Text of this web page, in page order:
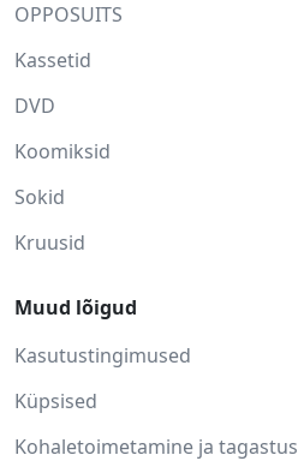
OPPOSUITS
Kassetid
DVD
Koomiksid
Sokid
Kruusid
Muud lõigud
Kasutustingimused
Küpsised
Kohaletoimetamine ja tagastus